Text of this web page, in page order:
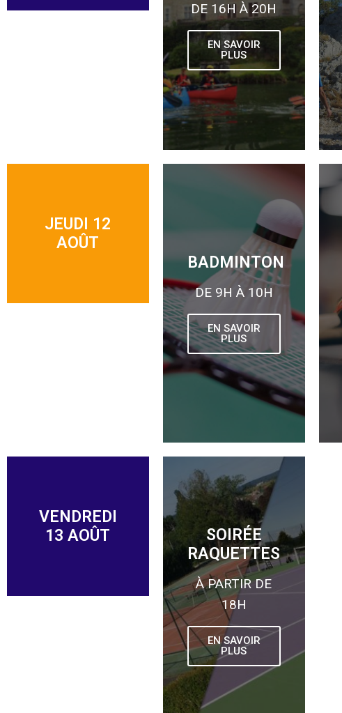
DE 16H À 20H
EN SAVOIR
PLUS
JEUDI 12
AOÛT
BADMINTON
DE 9H À 10H
EN SAVOIR
PLUS
VENDREDI
13 AOÛT
SOIRÉE
RAQUETTES
À PARTIR DE
18H
EN SAVOIR
PLUS